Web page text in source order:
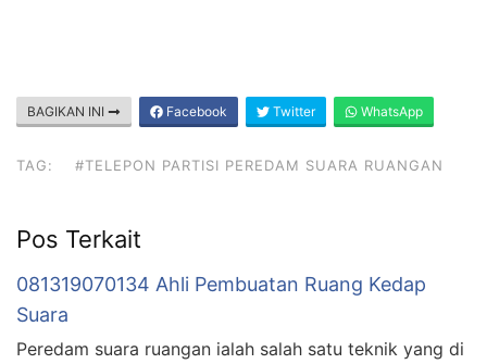
BAGIKAN INI Facebook Twitter WhatsApp
TAG: #TELEPON PARTISI PEREDAM SUARA RUANGAN
Pos Terkait
081319070134 Ahli Pembuatan Ruang Kedap
Suara
Peredam suara ruangan ialah salah satu teknik yang di